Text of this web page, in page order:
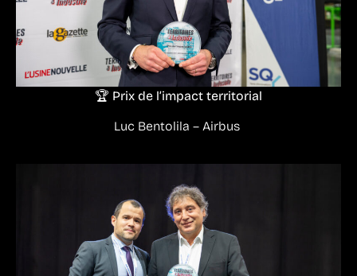
🏆 Prix de l’impact territorial
Luc Bentolila – Airbus